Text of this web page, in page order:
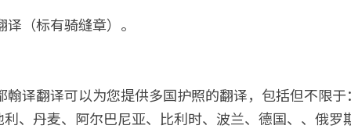
（标有骑缝章）。
翰译翻译可以为您提供多国护照的翻译，包括但不限
、丹麦、阿尔巴尼亚、比利时、波兰、德国、、俄罗